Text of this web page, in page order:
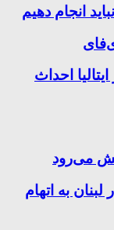
انجام دهیم
احداث
می‌رود
به اتهام